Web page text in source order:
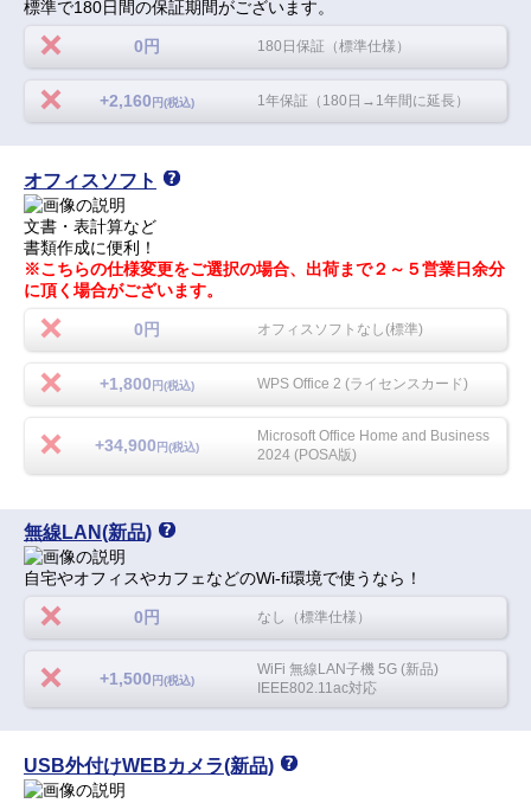
標準で180日間の保証期間がございます。
0円 180日保証（標準仕様）
+2,160 円(税込) 1年保証（180日→1年間に延長）
オフィスソフト
文書・表計算など
書類作成に便利！
※こちらの仕様変更をご選択の場合、出荷まで２～５営業日余分
に頂く場合がございます。
0円 オフィスソフトなし(標準)
+1,800 円(税込) WPS Office 2 (ライセンスカード)
+34,900 円(税込)
Microsoft Office Home and Business
2024 (POSA版)
無線LAN(新品)
自宅やオフィスやカフェなどのWi-fi環境で使うなら！
0円 なし（標準仕様）
+1,500 円(税込)
WiFi 無線LAN子機 5G (新品)
IEEE802.11ac対応
USB外付けWEBカメラ(新品)